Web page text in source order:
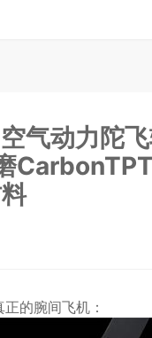
气动力陀
的腕间飞机：